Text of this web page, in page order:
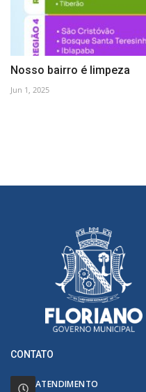
Nosso bairro é limpeza
Jun 1, 2025
CONTATO
ATENDIMENTO